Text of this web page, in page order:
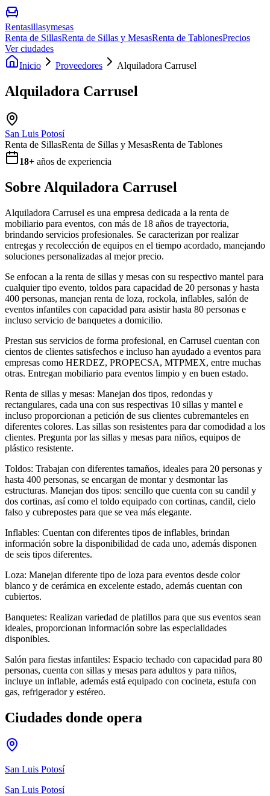
Rentasillasymesas
Renta de SillasRenta de Sillas y MesasRenta de TablonesPrecios
Ver ciudades
Inicio
Proveedores Alquiladora Carrusel
Alquiladora Carrusel
San Luis Potosí
Renta de SillasRenta de Sillas y MesasRenta de Tablones
18+ años de experiencia
Sobre Alquiladora Carrusel
Alquiladora Carrusel es una empresa dedicada a la renta de
mobiliario para eventos, con más de 18 años de trayectoria,
brindando servicios profesionales. Se caracterizan por realizar
entregas y recolección de equipos en el tiempo acordado, manejando
soluciones personalizadas al mejor precio.
Se enfocan a la renta de sillas y mesas con su respectivo mantel para
cualquier tipo evento, toldos para capacidad de 20 personas y hasta
400 personas, manejan renta de loza, rockola, inflables, salón de
eventos infantiles con capacidad para asistir hasta 80 personas e
incluso servicio de banquetes a domicilio.
Prestan sus servicios de forma profesional, en Carrusel cuentan con
cientos de clientes satisfechos e incluso han ayudado a eventos para
empresas como HERDEZ, PROPECSA, MTPMEX, entre muchas
otras. Entregan mobiliario para eventos limpio y en buen estado.
Renta de sillas y mesas: Manejan dos tipos, redondas y
rectangulares, cada una con sus respectivas 10 sillas y mantel e
incluso proporcionan a petición de sus clientes cubremanteles en
diferentes colores. Las sillas son resistentes para dar comodidad a los
clientes. Pregunta por las sillas y mesas para niños, equipos de
plástico resistente.
Toldos: Trabajan con diferentes tamaños, ideales para 20 personas y
hasta 400 personas, se encargan de montar y desmontar las
estructuras. Manejan dos tipos: sencillo que cuenta con su candil y
dos cortinas, así como el toldo equipado con cortinas, candil, cielo
falso y cubrepostes para que se vea más elegante.
Inflables: Cuentan con diferentes tipos de inflables, brindan
información sobre la disponibilidad de cada uno, además disponen
de seis tipos diferentes.
Loza: Manejan diferente tipo de loza para eventos desde color
blanco y de cerámica en excelente estado, además cuentan con
cubiertos.
Banquetes: Realizan variedad de platillos para que sus eventos sean
ideales, proporcionan información sobre las especialidades
disponibles.
Salón para fiestas infantiles: Espacio techado con capacidad para 80
personas, cuenta con sillas y mesas para adultos y para niños,
incluye un inflable, además está equipado con cocineta, estufa con
gas, refrigerador y estéreo.
Ciudades donde opera
San Luis Potosí
San Luis Potosí